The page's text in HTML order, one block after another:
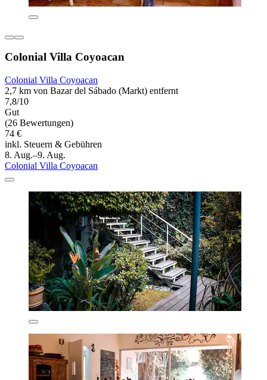
Colonial Villa Coyoacan
Colonial Villa Coyoacan
2,7 km von Bazar del Sábado (Markt) entfernt
7,8/10
Gut
(26 Bewertungen)
74 €
inkl. Steuern & Gebühren
8. Aug.–9. Aug.
Colonial Villa Coyoacan